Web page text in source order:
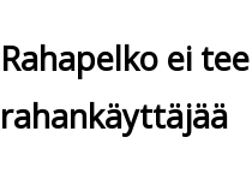
Rahapelko ei
rahankäyttäjää